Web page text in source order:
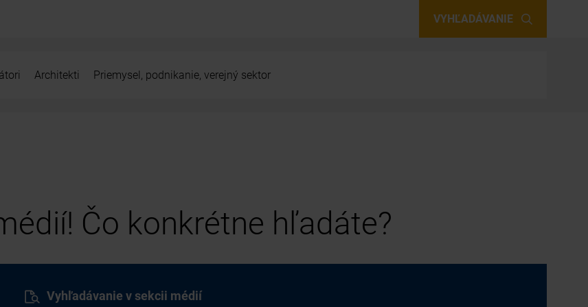
VYHĽADÁVANIE
Architekti Priemysel, podnikanie, verejný sektor
Čo konkrétne hľadáte?
Vyhľadávanie v sekcii médií